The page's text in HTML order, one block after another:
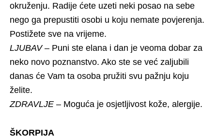
okruženju. Radije ćete uzeti neki posao na sebe
nego ga prepustiti osobi u koju nemate povjerenja.
Postižete sve na vrijeme.
LJUBAV– Puni ste elana i dan je veoma dobar za
neko novo poznanstvo. Ako ste se već zaljubili
danas će Vam ta osoba pružiti svu pažnju koju
želite.
ZDRAVLJE – Moguća je osjetljivost kože, alergije.
ŠKORPIJA